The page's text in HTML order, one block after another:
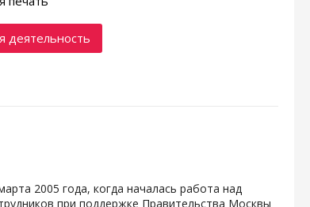
деятельность
2005 года, когда началась работа над
при поддержке Правительства Москвы